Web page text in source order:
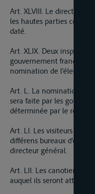
Art. XLVIII. Le directeur
les hautes parties
daté.
Art. XLIX. Deux
gouvernement français ;
nomination de l’électeur
Art. L. La nomination aux
sera faite par les
déterminée par le recès.
Art. LI. Les visiteurs et les
différens bureaux d’octroi
directeur général.
Art. LII. Les canotiers
auquel ils seront attachés.